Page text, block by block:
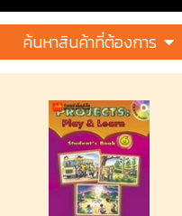
ค้นหาสินค้าที่ต้องการ